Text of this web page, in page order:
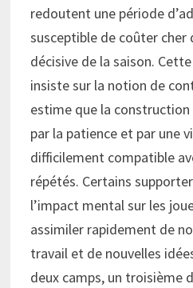
redoutent une période
susceptible de coûter cher
décisive de la saison.
insiste sur la notion de
estime que la construction
par la patience et par une
difficilement compatible
répétés. Certains
l’impact mental sur les
assimiler rapidement de
travail et de nouvelles
deux camps, un troisième